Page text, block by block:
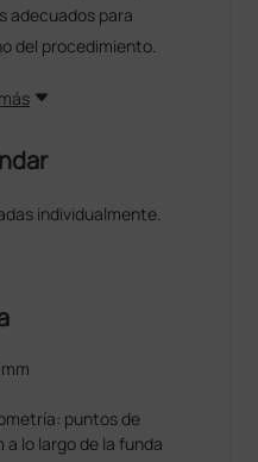
adecuados para
del procedimiento.
individualmente.
puntos de
lo largo de la funda